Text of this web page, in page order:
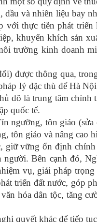
dầu và nhiên liệu bay
với thực tiễn phát
khuyến khích sản
trường kinh doanh
được thông qua,
lý đặc thù để Hà
đô là trung tâm chính
quốc tế.
ngưỡng, tôn giáo (sửa
tôn giáo và nâng cao
giữ vững ổn định chính
người. Bên cạnh đó,
vụ, giải pháp
triển đất nước, góp
hóa dân tộc, tăng
quyết khác để tiếp